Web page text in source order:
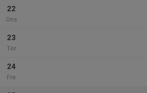
22
Ons
23
Tor
24
Fre